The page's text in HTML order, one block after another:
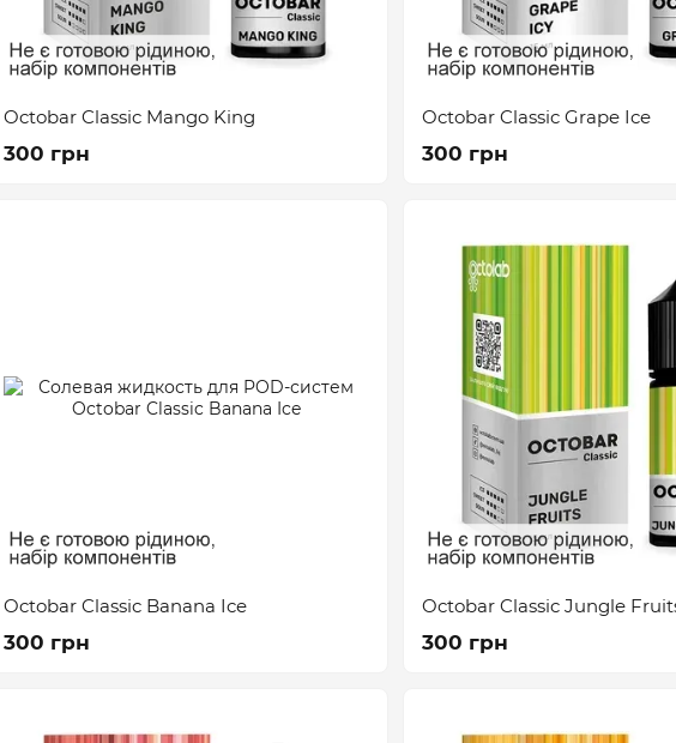
Octobar Classic Mango King
300 грн
Octobar Classic Grape Ice
300 грн
Octobar Classic Banana Ice
300 грн
Octobar Classic Jungle
300 грн